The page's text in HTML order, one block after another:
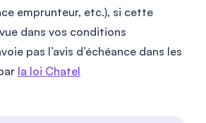
emprunteur, etc.), si cette
dans vos conditions
pas l’avis d’échéance dans les
la loi Chatel